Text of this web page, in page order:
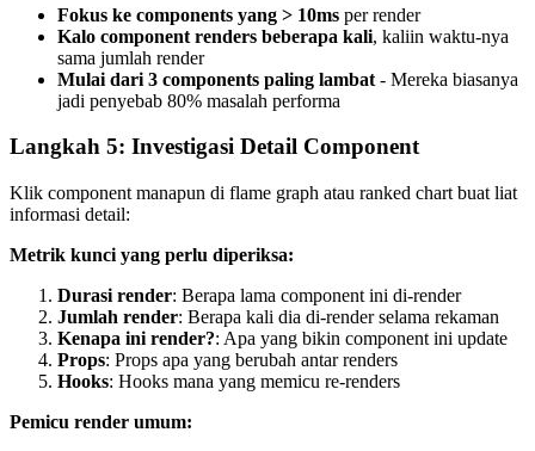
Fokus ke components yang > 10ms per render
Kalo component renders beberapa kali, kaliin waktu-nya
sama jumlah render
Mulai dari 3 components paling lambat - Mereka biasanya
jadi penyebab 80% masalah performa
Langkah 5: Investigasi Detail Component
Klik component manapun di flame graph atau ranked chart buat liat
informasi detail:
Metrik kunci yang perlu diperiksa:
Durasi render: Berapa lama component ini di-render
Jumlah render: Berapa kali dia di-render selama rekaman
Kenapa ini render?: Apa yang bikin component ini update
Props: Props apa yang berubah antar renders
Hooks: Hooks mana yang memicu re-renders
Pemicu render umum: